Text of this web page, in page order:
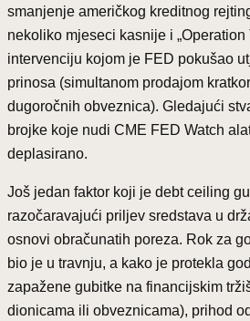
smanjenje američkog kreditnog
nekoliko mjeseci kasnije i „Operation
intervenciju kojom je FED pokušao
prinosa (simultanom prodajom
dugoročnih obveznica). Gledajući
brojke koje nudi CME FED Watch
deplasirano.
Još jedan faktor koji je debt ceiling
razočaravajući priljev sredstava u
osnovi obračunatih poreza. Rok za
bio je u travnju, a kako je protekla
zapažene gubitke na financijskim
dionicama ili obveznicama), prihod